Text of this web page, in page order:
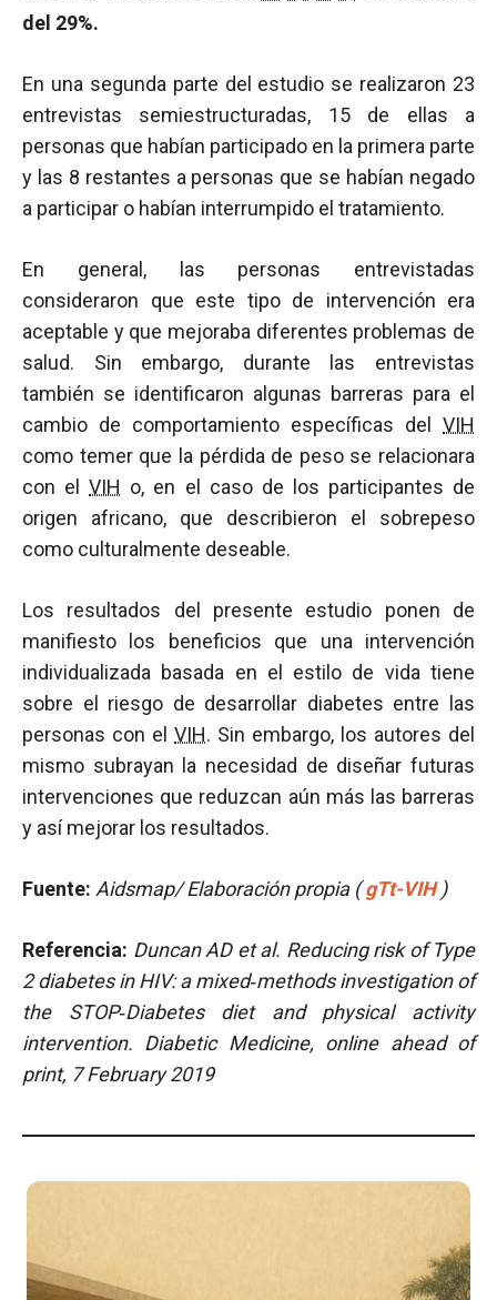
del 29%.
En una segunda parte del estudio se realizaron 23
entrevistas semiestructuradas, 15 de ellas a
personas que habían participado en la primera parte
y las 8 restantes a personas que se habían negado
a participar o habían interrumpido el tratamiento.
En general, las personas entrevistadas
consideraron que este tipo de intervención era
aceptable y que mejoraba diferentes problemas de
salud. Sin embargo, durante las entrevistas
también se identificaron algunas barreras para el
cambio de comportamiento específicas del VIH
como temer que la pérdida de peso se relacionara
con elVIH o, en el caso de los participantes de
origen africano, que describieron el sobrepeso
como culturalmente deseable.
Los resultados del presente estudio ponen de
manifiesto los beneficios que una intervención
individualizada basada en el estilo de vida tiene
sobre el riesgo de desarrollar diabetes entre las
personas con el VIH. Sin embargo, los autores del
mismo subrayan la necesidad de diseñar futuras
intervenciones que reduzcan aún más las barreras
y así mejorar los resultados.
Fuente: Aidsmap/ Elaboración propia ( gTt-VIH )
Referencia: Duncan AD et al. Reducing risk of Type
2 diabetes in HIV: a mixed‐methods investigation of
the STOP‐Diabetes diet and physical activity
intervention. Diabetic Medicine, online ahead of
print, 7 February 2019